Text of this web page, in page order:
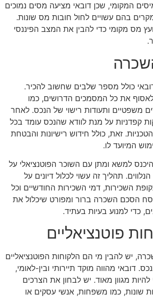
המקומי, שכן דובאי מציעה מסים נמוכים
בהם עשויים לחול חובות מס שונות.
מס מקומי כדי להבין את המצב הפיננסי
כולל מספר שלבים שחשוב להכיר.
את כל המסמכים הדרושים, כמו
משפטיים ותעודות רישוי של הנכס. לאחר
קפדניות על מנת לוודא שהנכס עומד בכל
זאת, כולל חידוש רישיונות והבטחת
המיועד לו.
למשא ומתן עם השוכר הפוטנציאלי על
תהליך זה עשוי לכלול דיונים על
השכירות, דמי השכירות החודשיים וכל
הסכם השכרה ברור ומפורט שיכלול את
כדי למנוע בעיות בעתיד.
פוטנציאליים
יש להבין מי הם הלקוחות הפוטנציאליים
דובאי מהווה מוקד תיירותי ובין-לאומי,
להיות מגוון מאוד. יש לבחון את הצרכים
שונות, כמו משפחות, אנשי עסקים או